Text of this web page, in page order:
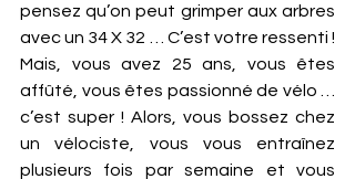
pensez qu’on peut grimper aux arbres
avec un 34 X 32 … C’est votre ressenti !
Mais, vous avez 25 ans, vous êtes
affûté, vous êtes passionné de vélo …
c’est super ! Alors, vous bossez chez
un vélociste, vous vous entraînez
plusieurs fois par semaine et vous